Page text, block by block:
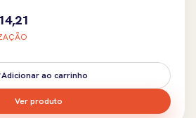
Adicionar ao carrinho
Ver produto